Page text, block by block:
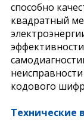
способно
квадратный
кодового
Технические